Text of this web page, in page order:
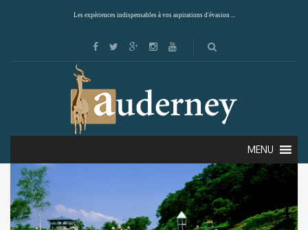
Les expériences indispensables à vos aspirations d'évasion ...
MENU
Showing the single result
Default sorting